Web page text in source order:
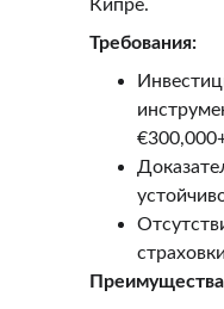
Кипре.
Требования: